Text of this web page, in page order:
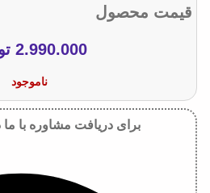
قیمت محصول
2.990.000
ناموجود
برای دریافت مشاوره با ما